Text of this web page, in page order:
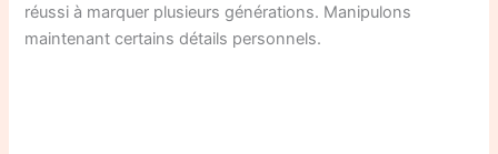
réussi à marquer plusieurs générations. Manipulons
maintenant certains détails personnels.